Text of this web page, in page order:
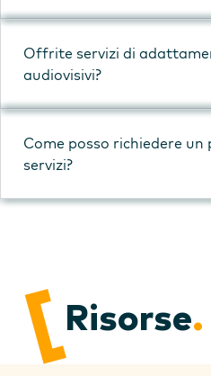
Offrite servizi di
audiovisivi?
Come posso richiedere
servizi?
Risorse.